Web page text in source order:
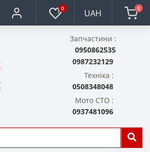
0 UAH 0
Запчастини :
0950862535
0987232129
Техніка :
0508348048
Мото СТО :
0937481096